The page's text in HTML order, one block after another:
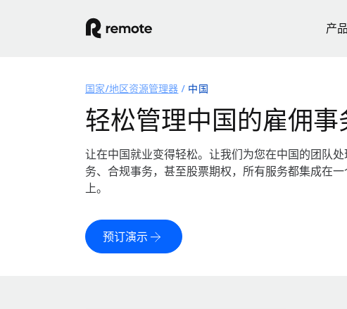
产品
国家/地区资源管理器 中国
轻松管理中国的雇佣事
让在中国就业变得轻松。让我们为您在中国的团队
务、合规事务，甚至股票期权，所有服务都集成在
上。
预订演示